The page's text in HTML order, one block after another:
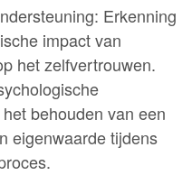
Erkenning
impact van
het zelfvertrouwen.
behouden van een
eigenwaarde tijdens